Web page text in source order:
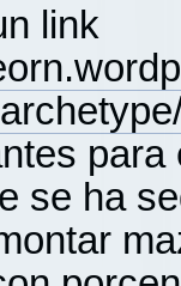
link
se ha